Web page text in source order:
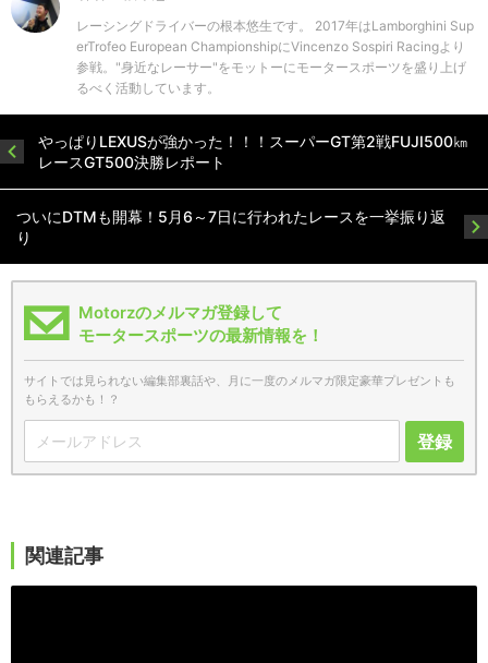
レーシングドライバーの根本悠生です。 2017年はLamborghini Sup
erTrofeo European ChampionshipにVincenzo Sospiri Racingより
参戦。"身近なレーサー"をモットーにモータースポーツを盛り上げ
るべく活動しています。
やっぱりLEXUSが強かった！！！スーパーGT第2戦FUJI500㎞
レースGT500決勝レポート
ついにDTMも開幕！5月6～7日に行われたレースを一挙振り返
り
Motorzのメルマガ登録して
モータースポーツの最新情報を！
サイトでは見られない編集部裏話や、月に一度のメルマガ限定豪華プレゼントも
もらえるかも！？
登録
関連記事